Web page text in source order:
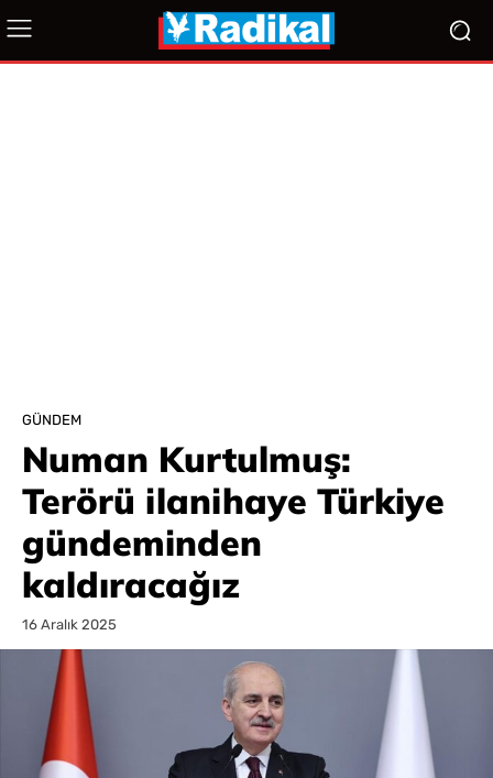
GÜNDEM
Numan Kurtulmuş:
Terörü ilanihaye Türkiye
gündeminden
kaldıracağız
16 Aralık 2025